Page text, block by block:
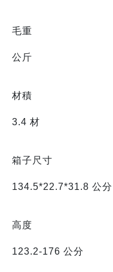
毛重
公斤
材積
3.4 材
箱子尺寸
134.5*22.7*31.8 公分
高度
123.2-176 公分